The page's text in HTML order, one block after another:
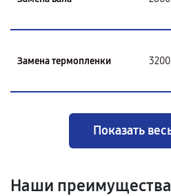
Замена термопленки
Показать
Наши преимущества